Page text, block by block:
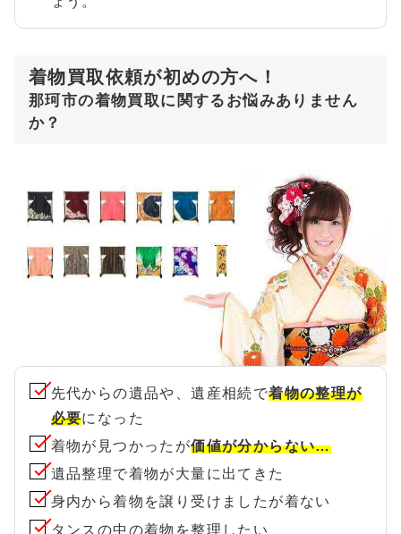
着物買取依頼が初めの方へ！
那珂市の着物買取に関するお悩みありません
か？
先代からの遺品や、遺産相続で着物の整理が
必要になった
着物が見つかったが価値が分からない…
遺品整理で着物が大量に出てきた
身内から着物を譲り受けましたが着ない
タンスの中の着物を整理したい